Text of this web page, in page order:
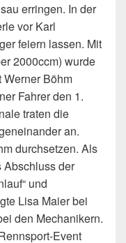
erringen. In der
vor Karl
feiern lassen. Mit
2000ccm) wurde
Werner Böhm
Fahrer den 1.
traten die
an.
durchsetzen. Als
Abschluss der
und
Lisa Maier bei
den Mechanikern.
Event